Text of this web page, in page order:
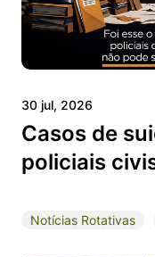
30 jul, 2026
Casos de
policiais
Notícias Rotativas